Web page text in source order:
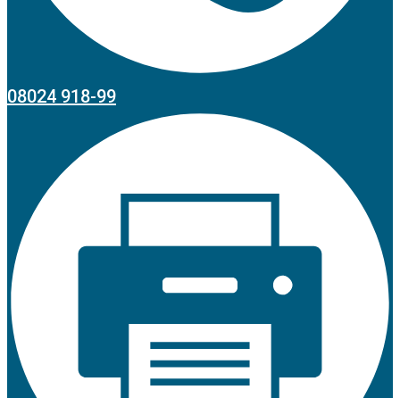
08024 918-99